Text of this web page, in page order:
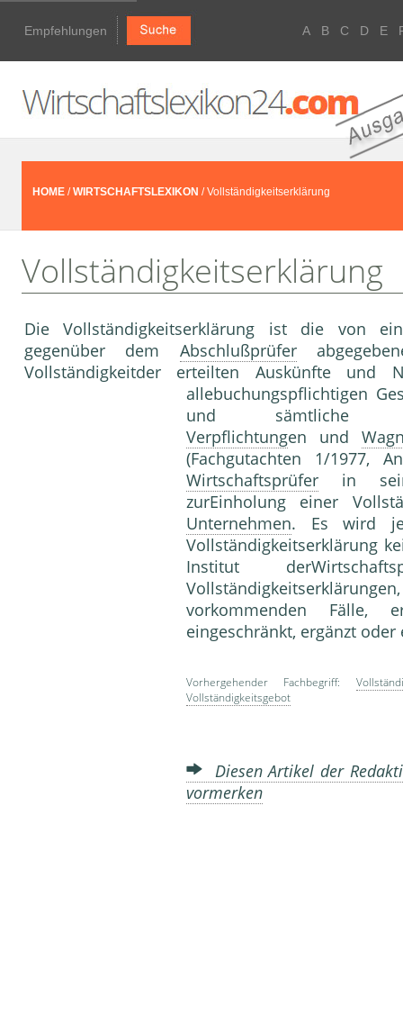
Empfehlungen A B C D E
HOME /WIRTSCHAFTSLEXIKON / Vollständigkeitserklärung
Vollständigkeitserklärung
Die Vollständigkeitserklärung ist die von
gegenüber dem Abschlußprüfer
Vollständigkeitder erteilten Auskünfte und
allebuchungspflichtigen
und sämtliche
Verpflichtungen und
(Fachgutachten 1/1977,
Wirtschaftsprüfer in
zurEinholung einer
Unternehmen. Es wird
Vollständigkeitserklärung
Institut
vorkommenden Fälle,
eingeschränkt, ergänzt
Vorhergehender Fachbegriff:
Vollständigkeitsgebot
Diesen Artikel der
vormerken